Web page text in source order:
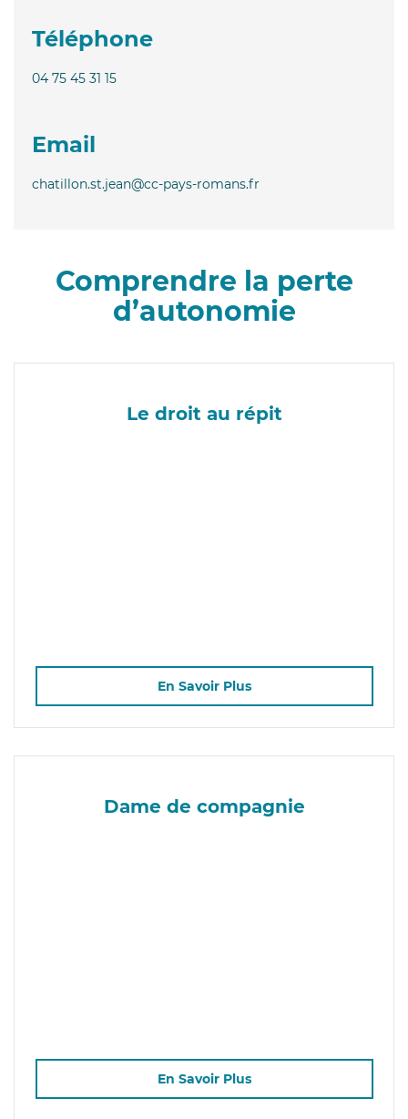
Téléphone
04 75 45 31 15
Email
chatillon.st.jean@cc-pays-romans.fr
Comprendre la perte
d’autonomie
Le droit au répit
En Savoir Plus
Dame de compagnie
En Savoir Plus